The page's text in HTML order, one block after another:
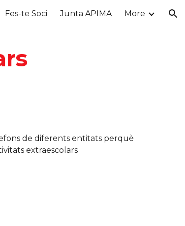
Fes-te Soci Junta APIMA More
de diferents entitats perquè
extraescolars